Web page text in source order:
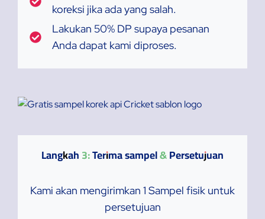
koreksi jika ada yang salah.
Lakukan 50% DP supaya pesanan
Anda dapat kami diproses.
Langkah 3: Terima sampel & Persetujuan
Kami akan mengirimkan 1 Sampel fisik untuk
persetujuan